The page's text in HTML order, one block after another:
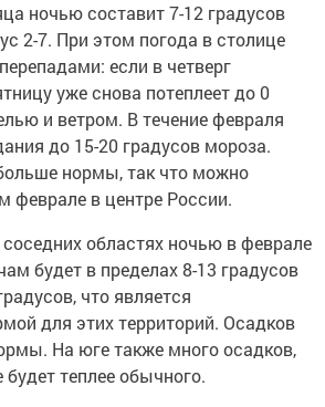
ночью составит 7-12 градусов
2-7. При этом погода в столице
если в четверг
уже снова потеплеет до 0
и ветром. В течение февраля
до 15-20 градусов мороза.
нормы, так что можно
феврале в центре России.
областях ночью в феврале
будет в пределах 8-13 градусов
что является
для этих территорий. Осадков
На юге также много осадков,
теплее обычного.